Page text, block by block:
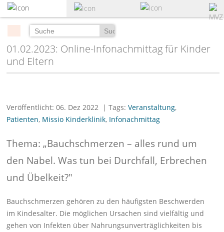
zum
Hauptinhalt
Suchen
01.02.2023: Online-Infonachmittag für Kinder
und Eltern
Veröffentlicht: 06. Dez 2022 | Tags:Veranstaltung,
Patienten, Missio Kinderklinik, Infonachmittag
Thema: „Bauchschmerzen – alles rund um
den Nabel. Was tun bei Durchfall, Erbrechen
und Übelkeit?"
Bauchschmerzen gehören zu den häufigsten Beschwerden
im Kindesalter. Die möglichen Ursachen sind vielfältig und
gehen von Infekten über Nahrungsunverträglichkeiten bis